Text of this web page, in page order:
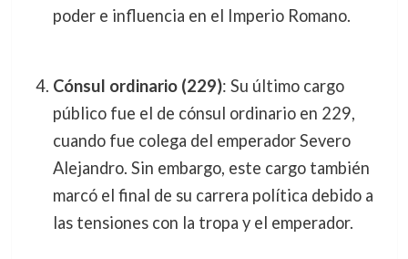
poder e influencia en el Imperio Romano.
Cónsul ordinario (229): Su último cargo
público fue el de cónsul ordinario en 229,
cuando fue colega del emperador Severo
Alejandro. Sin embargo, este cargo también
marcó el final de su carrera política debido a
las tensiones con la tropa y el emperador.